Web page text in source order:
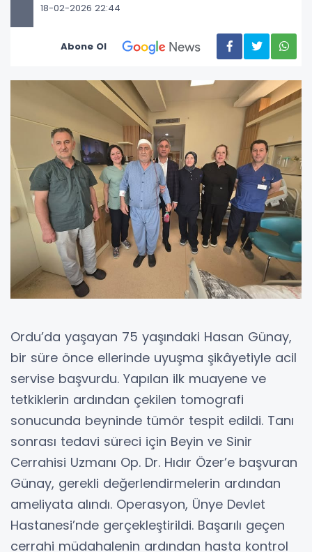
18-02-2026 22:44
Abone Ol
Ordu’da yaşayan 75 yaşındaki Hasan Günay,
bir süre önce ellerinde uyuşma şikâyetiyle acil
servise başvurdu. Yapılan ilk muayene ve
tetkiklerin ardından çekilen tomografi
sonucunda beyninde tümör tespit edildi. Tanı
sonrası tedavi süreci için Beyin ve Sinir
Cerrahisi Uzmanı Op. Dr. Hıdır Özer’e başvuran
Günay, gerekli değerlendirmelerin ardından
ameliyata alındı. Operasyon, Ünye Devlet
Hastanesi’nde gerçekleştirildi. Başarılı geçen
cerrahi müdahalenin ardından hasta kontrol